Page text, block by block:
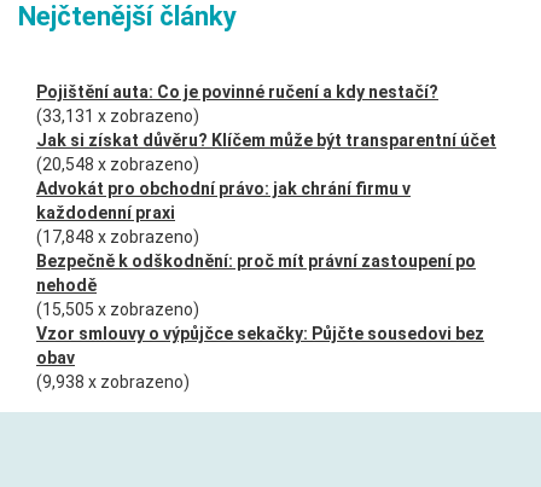
Nejčtenější články
Pojištění auta: Co je povinné ručení a kdy nestačí?
(33,131 x zobrazeno)
Jak si získat důvěru? Klíčem může být transparentní účet
(20,548 x zobrazeno)
Advokát pro obchodní právo: jak chrání firmu v
každodenní praxi
(17,848 x zobrazeno)
Bezpečně k odškodnění: proč mít právní zastoupení po
nehodě
(15,505 x zobrazeno)
Vzor smlouvy o výpůjčce sekačky: Půjčte sousedovi bez
obav
(9,938 x zobrazeno)